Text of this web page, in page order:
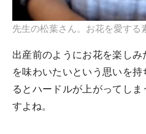
先生の松葉さん。お花を愛する
出産前のようにお花を楽し
を味わいたいという思いを
るとハードルが上がってし
すよね。